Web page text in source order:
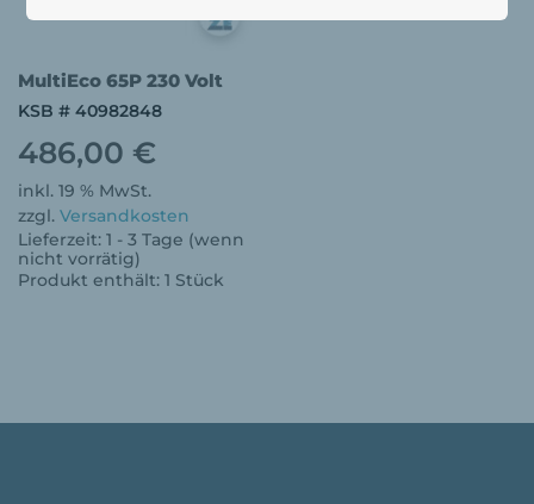
MultiEco 65P 230 Volt
KSB # 40982848
486,00 €
inkl. 19 % MwSt.
zzgl. Versandkosten
Lieferzeit: 1 - 3 Tage (wenn
nicht vorrätig)
Produkt enthält: 1 Stück